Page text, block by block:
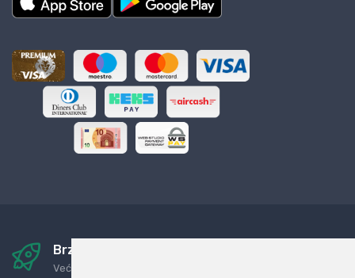
Brza i sigurna dostava
Već za nekoliko dana kod vas